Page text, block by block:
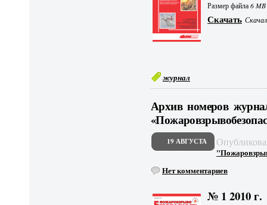
Размер файла6 MB
Скачать
журнал
Архив номеров
19 АВГУСТА
Нет комментариев
№ 1 2010 г.